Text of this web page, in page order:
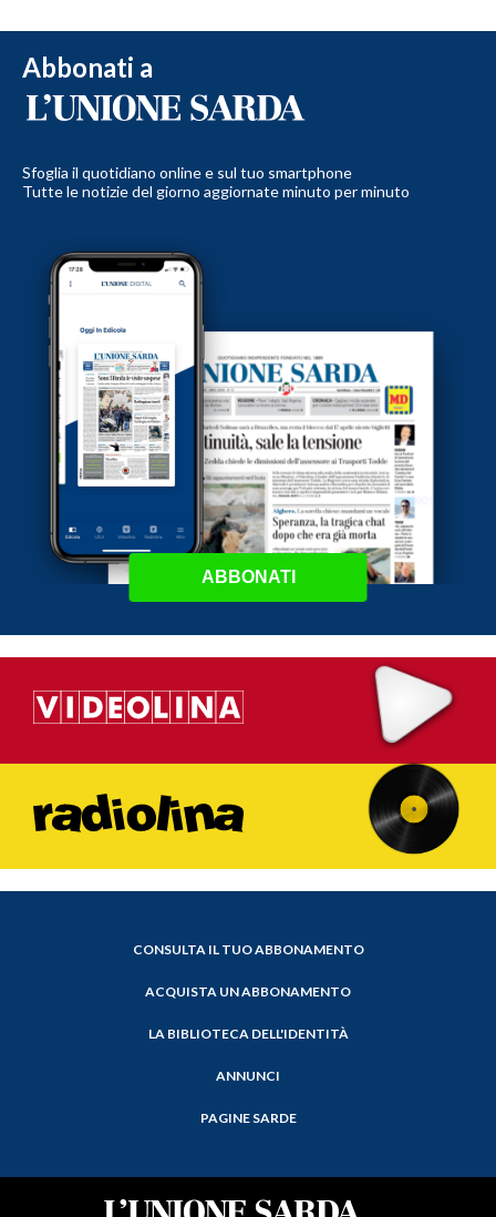
Abbonati a
Sfoglia il quotidiano online e sul tuo smartphone
Tutte le notizie del giorno aggiornate minuto per minuto
ABBONATI
CONSULTA IL TUO ABBONAMENTO
ACQUISTA UN ABBONAMENTO
LA BIBLIOTECA DELL'IDENTITÀ
ANNUNCI
PAGINE SARDE